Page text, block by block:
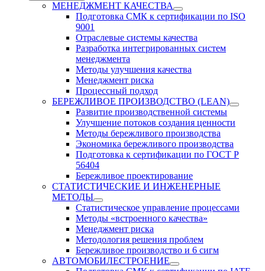
МЕНЕДЖМЕНТ КАЧЕСТВА
Подготовка СМК к сертификации по ISO
9001
Отраслевые системы качества
Разработка интегрированных систем
менеджмента
Методы улучшения качества
Менеджмент риска
Процессный подход
БЕРЕЖЛИВОЕ ПРОИЗВОДСТВО (LEAN)
Развитие производственной системы
Улучшение потоков создания ценности
Методы бережливого производства
Экономика бережливого производства
Подготовка к сертификации по ГОСТ Р
56404
Бережливое проектирование
СТАТИСТИЧЕСКИЕ И ИНЖЕНЕРНЫЕ
МЕТОДЫ
Статистическое управление процессами
Методы «встроенного качества»
Менеджмент риска
Методология решения проблем
Бережливое производство и 6 сигм
АВТОМОБИЛЕСТРОЕНИЕ